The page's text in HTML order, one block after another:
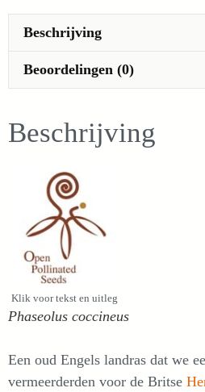
aantal
Beschrijving
Beoordelingen (0)
Beschrijving
Klik voor tekst en uitleg
Phaseolus coccineus
Een oud Engels landras dat we
vermeerderden voor de Britse